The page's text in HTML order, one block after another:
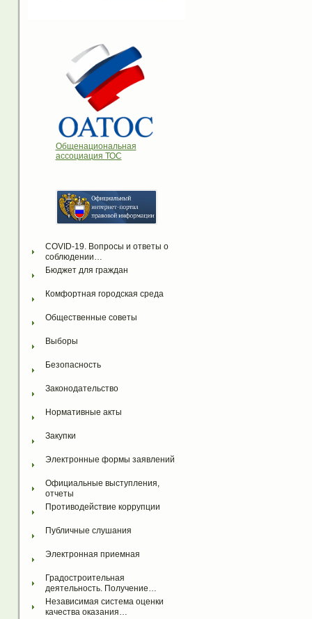
Общенациональная
ассоциация ТОС
COVID-19. Вопросы и ответы о
соблюдении…
Бюджет для граждан
Комфортная городская среда
Общественные советы
Выборы
Безопасность
Законодательство
Нормативные акты
Закупки
Электронные формы заявлений
Официальные выступления,
отчеты
Противодействие коррупции
Публичные слушания
Электронная приемная
Градостроительная
деятельность. Получение…
Независимая система оценки
качества оказания…